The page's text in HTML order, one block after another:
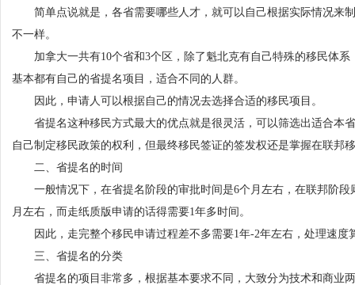
简单点说就是，各省需要哪些人才，就可以自己根据实际情况来
不一样。
加拿大一共有10个省和3个区，除了魁北克有自己特殊的移民体系
基本都有自己的省提名项目，适合不同的人群。
因此，申请人可以根据自己的情况去选择合适的移民项目。
省提名这种移民方式最大的优点就是很灵活，可以筛选出适合本
自己制定移民政策的权利，但最终移民签证的签发权还是掌握在联邦
二、省提名的时间
一般情况下，在省提名阶段的审批时间是6个月左右，在联邦阶段
月左右，而走纸质版申请的话得需要1年多时间。
因此，走完整个移民申请过程差不多需要1年-2年左右，处理速度
三、省提名的分类
省提名的项目非常多，根据基本要求不同，大致分为技术和商业